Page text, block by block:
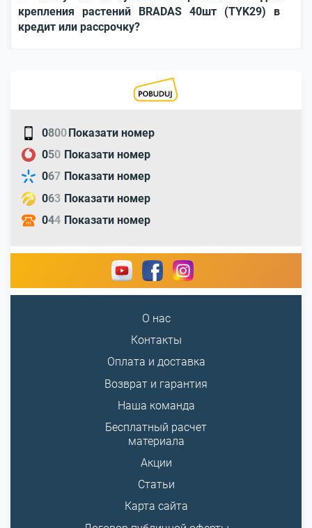
крепления растений BRADAS 40шт (TYK29) в
кредит или рассрочку?
0800Показати номер
050 Показати номер
067 Показати номер
063 Показати номер
044 Показати номер
О нас
Контакты
Оплата и доставка
Возврат и гарантия
Наша команда
Бесплатный расчет
материала
Акции
Статьи
Карта сайта